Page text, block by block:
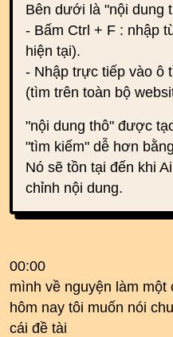
Bên dưới là "nội dung
- Bấm Ctrl + F : nhập
hiện tại).
- Nhập trực tiếp vào ô
(tìm trên toàn bộ
"nội dung thô" được
"tìm kiếm" dễ hơn
Nó sẽ tồn tại đến khi
chỉnh nội dung.
00:00
mình về nguyện làm một
hôm nay tôi muốn nói
cái đề tài